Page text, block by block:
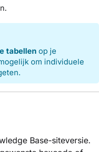
tabellen op je
om individuele
Base-siteversie.